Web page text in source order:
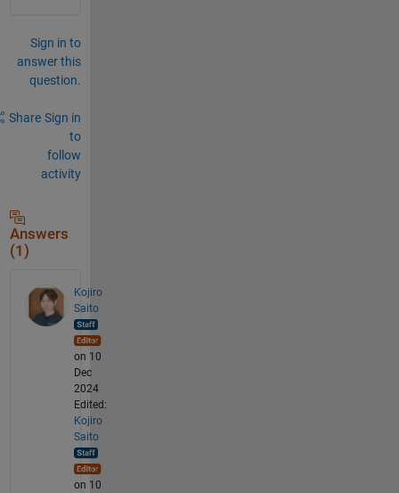
Sign in to
answer this
question.
Share Sign in
to
follow
activity
Answers
(1)
Kojiro
Saito
on 10
Dec
2024
Edited:
Kojiro
Saito
on 10